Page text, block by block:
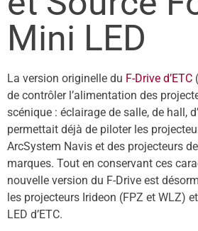
Mini LED
La version originelle du F-Drive d’ETC
de contrôler l’alimentation des
scénique : éclairage de salle, de hall,
permettait déjà de piloter les
ArcSystem Navis et des projecteurs
marques. Tout en conservant ces
nouvelle version du F-Drive est
les projecteurs Irideon (FPZ et WLZ)
LED d’ETC.